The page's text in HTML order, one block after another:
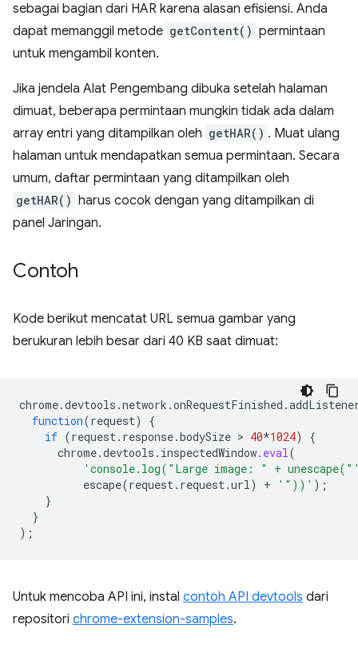
sebagai bagian dari HAR karena alasan efisiensi. Anda
dapat memanggil metode getContent() permintaan
untuk mengambil konten.
Jika jendela Alat Pengembang dibuka setelah halaman
dimuat, beberapa permintaan mungkin tidak ada dalam
array entri yang ditampilkan oleh getHAR() . Muat ulang
halaman untuk mendapatkan semua permintaan. Secara
umum, daftar permintaan yang ditampilkan oleh
getHAR() harus cocok dengan yang ditampilkan di
panel Jaringan.
Contoh
Kode berikut mencatat URL semua gambar yang
berukuran lebih besar dari 40 KB saat dimuat:
chrome.devtools .network .onRequestFinished .
function(request)
{
if (request. response.bodySize > 40*1024)
{
chrome.devtools . inspectedWindow. eval(
'console.log("Large image: " +
escape(request. request.url) + '"))' );
}
}
);
Untuk mencoba API ini, instal contoh API devtools dari
repositori chrome-extension-samples.